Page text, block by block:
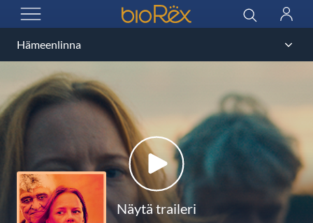
AVAA VALIKKO
BioRex Cinemas Haku
Näytä traileri